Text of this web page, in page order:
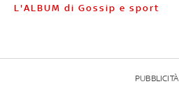
L'ALBUM di Gossip e sport
PUBBLICITÀ